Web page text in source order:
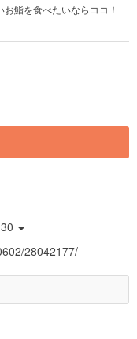
鮨を食べたいならココ！
28042177/